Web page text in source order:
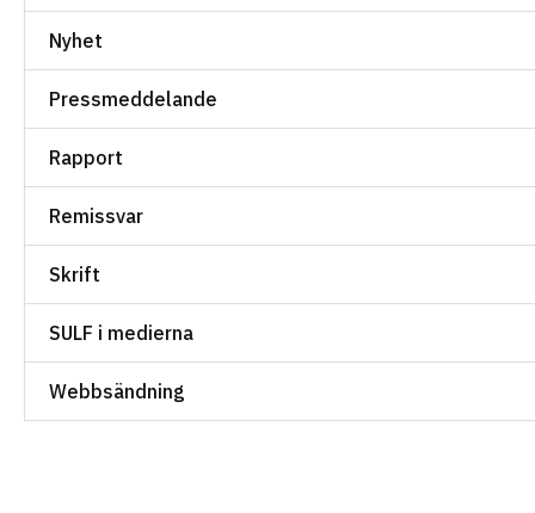
Nyhet
Pressmeddelande
Rapport
Remissvar
Skrift
SULF i medierna
Webbsändning